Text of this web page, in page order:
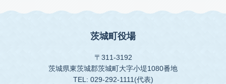
茨城町役場
〒311-3192
茨城県東茨城郡茨城町大字小堤1080番地
TEL: 029-292-1111(代表)